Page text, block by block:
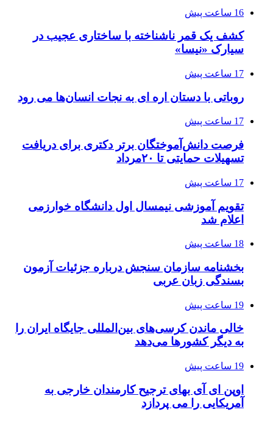
16 ساعت پیش
کشف یک قمر ناشناخته با ساختاری عجیب در
سیارک «نیسا»
17 ساعت پیش
روباتی با دستان اره ای به نجات انسان‌ها می رود
17 ساعت پیش
فرصت دانش‌آموختگان برتر دکتری‌ برای دریافت
تسهیلات حمایتی تا ۲۰مرداد
17 ساعت پیش
تقویم آموزشی نیمسال اول دانشگاه خوارزمی
اعلام شد
18 ساعت پیش
بخشنامه سازمان سنجش درباره جزئیات آزمون
بسندگی زبان عربی
19 ساعت پیش
خالی ماندن کرسی‌های بین‌المللی جایگاه ایران را
به دیگر کشورها می‌دهد
19 ساعت پیش
اوپن ای آی بهای ترجیح کارمندان خارجی به
آمریکایی را می پردازد